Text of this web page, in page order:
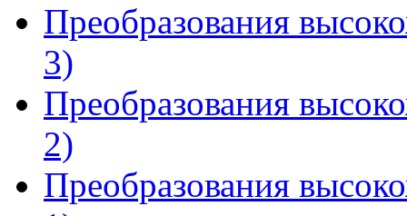
Преобразования
3)
Преобразования
2)
Преобразования